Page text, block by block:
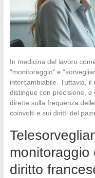
In medicina del lavoro
“monitoraggio” e
intercambiabile. Tuttavia,
distingue con precisione,
dirette sulla frequenza
coinvolti e sui diritti del
monitoraggio
diritto